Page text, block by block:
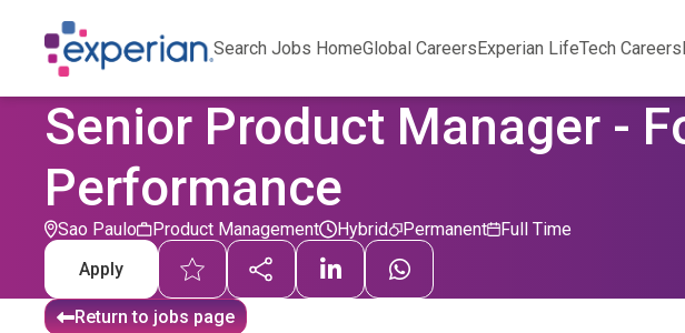
Search Jobs HomeGlobal CareersExperian LifeTech Careers
Senior Product Manager -
Performance
Sao Paulo Product Management Permanent
Hybrid
Full Time
Apply
Return to jobs page